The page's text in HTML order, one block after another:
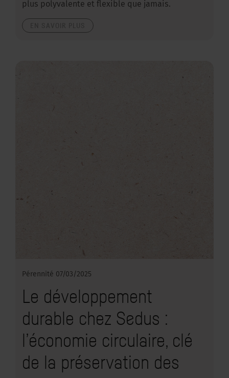
plus polyvalente et flexible que jamais.
Pérennité 07/03/2025
Le développement
durable chez Sedus :
l’économie circulaire, clé
de la préservation des